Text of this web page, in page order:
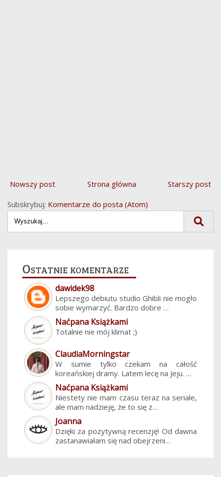
Nowszy post Starszy post
Strona główna
Subskrybuj: Komentarze do posta (Atom)
Ostatnie komentarze
dawidek98
Lepszego debiutu studio Ghibli nie mogło
sobie wymarzyć. Bardzo dobre …
Naćpana Książkami
Totalnie nie mój klimat ;)
ClaudiaMorningstar
W sumie tylko czekam na całość
koreańskiej dramy. Latem lecę na Jeju. …
Naćpana Książkami
Niestety nie mam czasu teraz na seriale,
ale mam nadzieję, że to się z…
Joanna
Dzięki za pozytywną recenzję! Od dawna
zastanawiałam się nad obejrzeni…